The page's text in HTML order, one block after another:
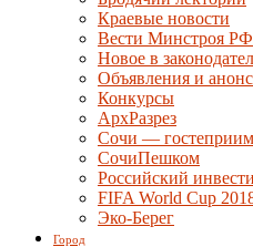
Краевые новости
Вести Минстроя РФ
Новое в
Объявления и
Конкурсы
АрхРазрез
Сочи —
СочиПешком
Российский
FIFA World Cup
Эко-Берег
Город